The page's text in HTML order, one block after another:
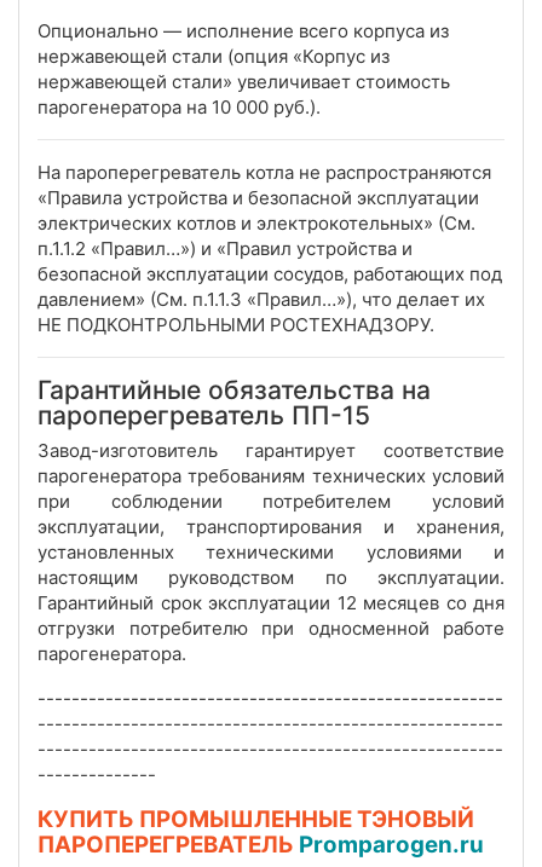
Опционально — исполнение всего корпуса из
нержавеющей стали (опция «Корпус из
нержавеющей стали» увеличивает стоимость
парогенератора на 10 000 руб.).
На пароперегреватель котла не распространяются
«Правила устройства и безопасной эксплуатации
электрических котлов и электрокотельных» (См.
п.1.1.2 «Правил…») и «Правил устройства и
безопасной эксплуатации сосудов, работающих под
давлением» (См. п.1.1.3 «Правил…»), что делает их
НЕ ПОДКОНТРОЛЬНЫМИ РОСТЕХНАДЗОРУ.
Гарантийные обязательства на
пароперегреватель ПП-15
Завод-изготовитель гарантирует соответствие
парогенератора требованиям технических условий
при соблюдении потребителем условий
эксплуатации, транспортирования и хранения,
установленных техническими условиями и
настоящим руководством по эксплуатации.
Гарантийный срок эксплуатации 12 месяцев со дня
отгрузки потребителю при односменной работе
парогенератора.
-------------------------------------------------------
-------------------------------------------------------
-------------------------------------------------------
--------------
КУПИТЬ ПРОМЫШЛЕННЫЕ ТЭНОВЫЙ
ПАРОПЕРЕГРЕВАТЕЛЬ Promparogen.ru